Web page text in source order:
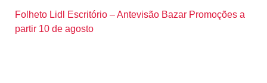
Folheto Lidl Escritório – Antevisão Bazar Promoções a
partir 10 de agosto